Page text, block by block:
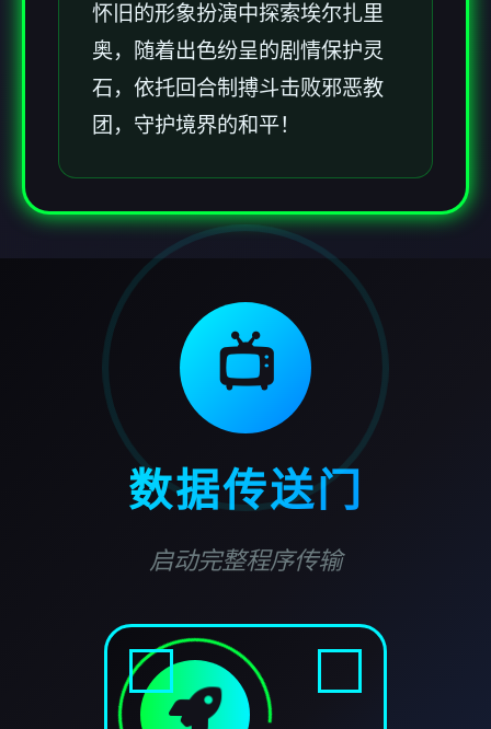
怀旧的形象扮演中探索埃尔扎里
奥，随着出色纷呈的剧情保护灵
石，依托回合制搏斗击败邪恶教
团，守护境界的和平！
📺
数据传送门
启动完整程序传输